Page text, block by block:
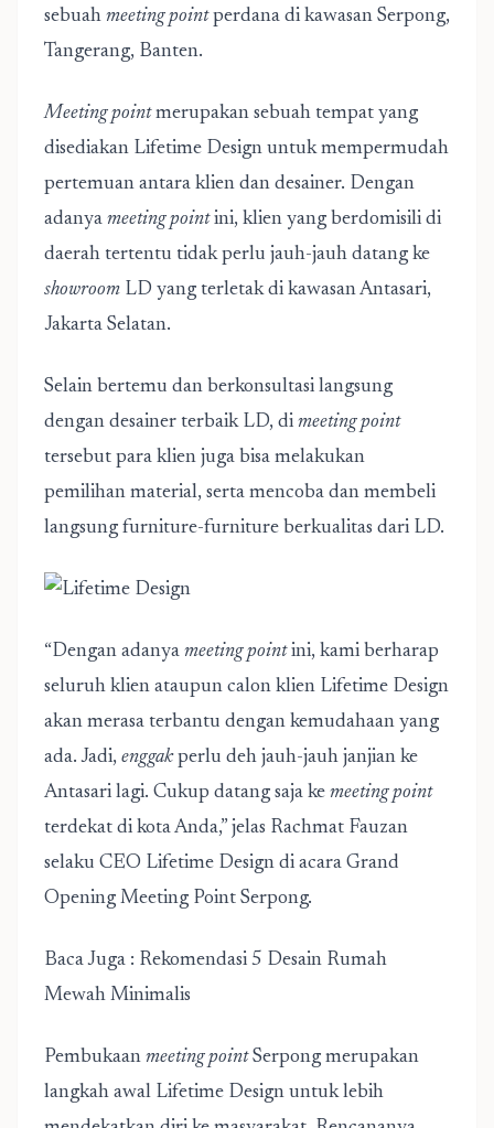
sebuah meeting pointperdana di kawasan Serpong,
Tangerang, Banten.
Meeting pointmerupakan sebuah tempat yang
disediakan Lifetime Design untuk mempermudah
pertemuan antara klien dan desainer. Dengan
adanya meeting pointini, klien yang berdomisili di
daerah tertentu tidak perlu jauh-jauh datang ke
showroom LD yang terletak di kawasan Antasari,
Jakarta Selatan.
Selain bertemu dan berkonsultasi langsung
dengan desainer terbaik LD, di meeting point
tersebut para klien juga bisa melakukan
pemilihan material, serta mencoba dan membeli
langsung furniture-furniture berkualitas dari LD.
“Dengan adanya meeting pointini, kami berharap
seluruh klien ataupun calon klien Lifetime Design
akan merasa terbantu dengan kemudahaan yang
ada. Jadi, enggakperlu deh jauh-jauh janjian ke
Antasari lagi. Cukup datang saja ke meeting point
terdekat di kota Anda,” jelas Rachmat Fauzan
selaku CEO Lifetime Design di acara Grand
Opening Meeting Point Serpong.
Baca Juga : Rekomendasi 5 Desain Rumah
Mewah Minimalis
Pembukaan meeting pointSerpong merupakan
langkah awal Lifetime Design untuk lebih